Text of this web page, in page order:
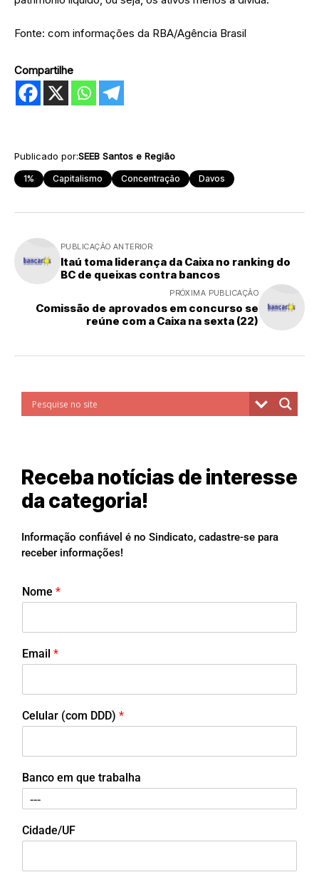
Fonte: com informações da RBA/Agência Brasil
Compartilhe
Publicado por:SEEB Santos e Região
1% Capitalismo Concentração Davos
PUBLICAÇÃO ANTERIOR
Itaú toma liderança da Caixa no ranking do
BC de queixas contra bancos
PRÓXIMA PUBLICAÇÃO
Comissão de aprovados em concurso se
reúne com a Caixa na sexta (22)
Receba notícias de interesse
da categoria!
Informação confiável é no Sindicato, cadastre-se para
receber informações!
Nome *
Email *
Celular (com DDD) *
Banco em que trabalha
Cidade/UF